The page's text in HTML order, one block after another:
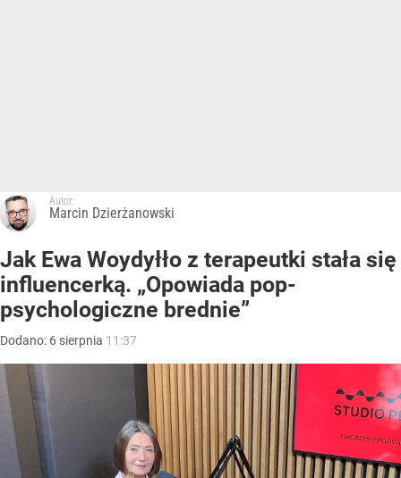
Autor:
Marcin Dzierżanowski
Jak Ewa Woydyłło z terapeutki stała się
influencerką. „Opowiada pop-
psychologiczne brednie”
Dodano: 6 sierpnia 11:37